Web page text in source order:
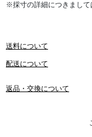
※採寸の詳細につきまして
送料について
配送について
返品・交換について